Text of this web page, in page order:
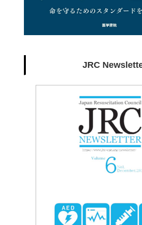
JRC